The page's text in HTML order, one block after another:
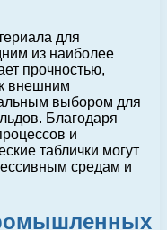
для
из наиболее
прочностью,
внешним
выбором для
Благодаря
и
таблички могут
средам и